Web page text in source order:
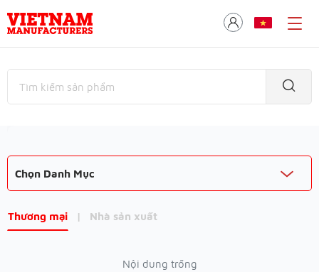
Chọn Danh Mục
Thương mại | Nhà sản xuất
Nội dung trống